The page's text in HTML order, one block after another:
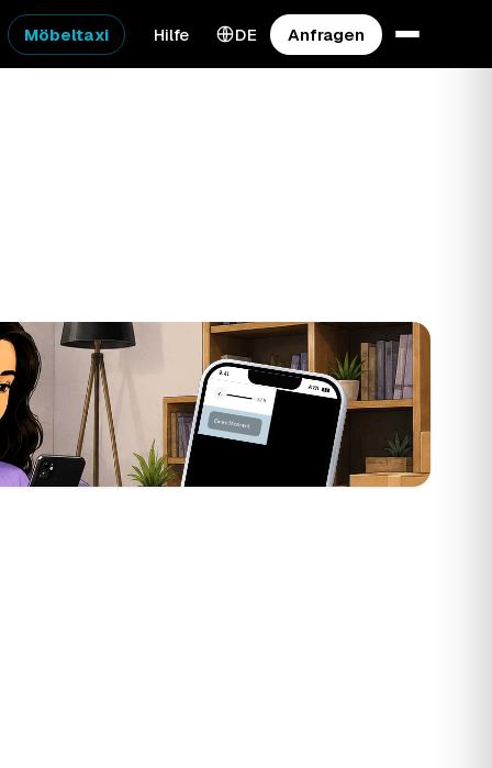
Möbeltaxi Hilfe DE Anfragen